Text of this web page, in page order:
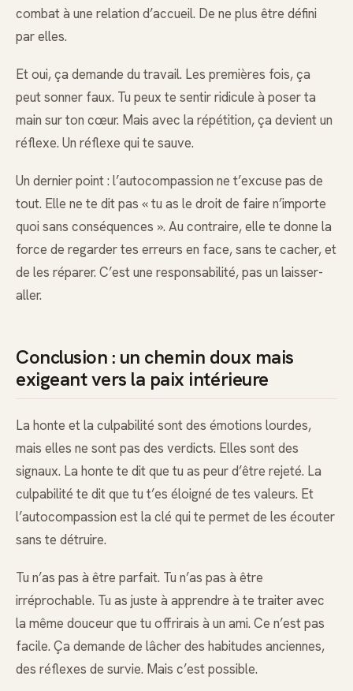
combat à une relation d’accueil. De ne plus être défini
par elles.
Et oui, ça demande du travail. Les premières fois, ça
peut sonner faux. Tu peux te sentir ridicule à poser ta
main sur ton cœur. Mais avec la répétition, ça devient un
réflexe. Un réflexe qui te sauve.
Un dernier point : l’autocompassion ne t’excuse pas de
tout. Elle ne te dit pas « tu as le droit de faire n’importe
quoi sans conséquences ». Au contraire, elle te donne la
force de regarder tes erreurs en face, sans te cacher, et
de les réparer. C’est une responsabilité, pas un laisser-
aller.
Conclusion : un chemin doux mais
exigeant vers la paix intérieure
La honte et la culpabilité sont des émotions lourdes,
mais elles ne sont pas des verdicts. Elles sont des
signaux. La honte te dit que tu as peur d’être rejeté. La
culpabilité te dit que tu t’es éloigné de tes valeurs. Et
l’autocompassion est la clé qui te permet de les écouter
sans te détruire.
Tu n’as pas à être parfait. Tu n’as pas à être
irréprochable. Tu as juste à apprendre à te traiter avec
la même douceur que tu offrirais à un ami. Ce n’est pas
facile. Ça demande de lâcher des habitudes anciennes,
des réflexes de survie. Mais c’est possible.